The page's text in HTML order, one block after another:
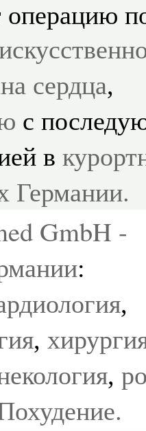
операцию
сердца,
с
в
Германии.
GmbH -
:
,
,
,
.